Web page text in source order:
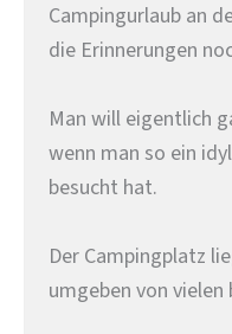
Campingurlaub an
die Erinnerungen
Man will eigentlich
wenn man so ein
besucht hat.
Der Campingplatz
umgeben von vielen